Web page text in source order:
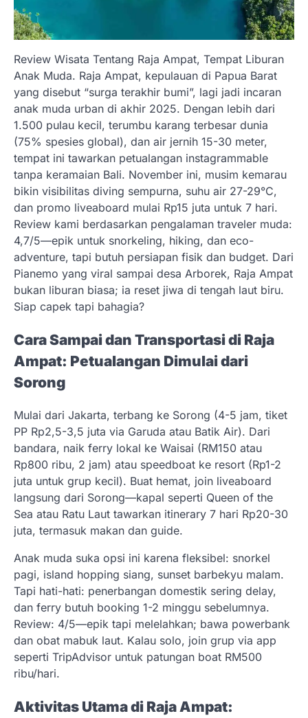
Review Wisata Tentang Raja Ampat, Tempat Liburan
Anak Muda. Raja Ampat, kepulauan di Papua Barat
yang disebut “surga terakhir bumi”, lagi jadi incaran
anak muda urban di akhir 2025. Dengan lebih dari
1.500 pulau kecil, terumbu karang terbesar dunia
(75% spesies global), dan air jernih 15-30 meter,
tempat ini tawarkan petualangan instagrammable
tanpa keramaian Bali. November ini, musim kemarau
bikin visibilitas diving sempurna, suhu air 27-29°C,
dan promo liveaboard mulai Rp15 juta untuk 7 hari.
Review kami berdasarkan pengalaman traveler muda:
4,7/5—epik untuk snorkeling, hiking, dan eco-
adventure, tapi butuh persiapan fisik dan budget. Dari
Pianemo yang viral sampai desa Arborek, Raja Ampat
bukan liburan biasa; ia reset jiwa di tengah laut biru.
Siap capek tapi bahagia?
Cara Sampai dan Transportasi di Raja
Ampat: Petualangan Dimulai dari
Sorong
Mulai dari Jakarta, terbang ke Sorong (4-5 jam, tiket
PP Rp2,5-3,5 juta via Garuda atau Batik Air). Dari
bandara, naik ferry lokal ke Waisai (RM150 atau
Rp800 ribu, 2 jam) atau speedboat ke resort (Rp1-2
juta untuk grup kecil). Buat hemat, join liveaboard
langsung dari Sorong—kapal seperti Queen of the
Sea atau Ratu Laut tawarkan itinerary 7 hari Rp20-30
juta, termasuk makan dan guide.
Anak muda suka opsi ini karena fleksibel: snorkel
pagi, island hopping siang, sunset barbekyu malam.
Tapi hati-hati: penerbangan domestik sering delay,
dan ferry butuh booking 1-2 minggu sebelumnya.
Review: 4/5—epik tapi melelahkan; bawa powerbank
dan obat mabuk laut. Kalau solo, join grup via app
seperti TripAdvisor untuk patungan boat RM500
ribu/hari.
Aktivitas Utama di Raja Ampat: